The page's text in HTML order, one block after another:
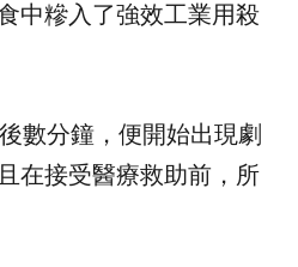
中糝入了強效工業用殺
數分鐘，便開始出現劇
在接受醫療救助前，所